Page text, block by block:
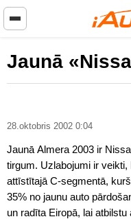
Jaunā
28.oktobris 2002 0:04
Jaunā Almera 2003 ir
tirgum. Uzlabojumi ir
attīstītajā C-segmentā,
35% no jaunu auto
un radīta Eiropā, lai